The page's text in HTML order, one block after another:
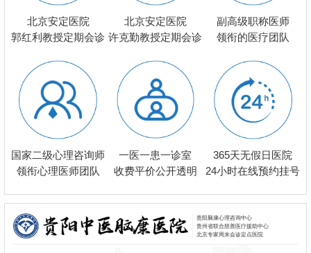
北京安定医院
郭红利教授定期会诊
北京安定医院
许克勤教授定期会诊
副高级职称医师
领衔的医疗团队
国家二级心理咨询师
领衔心理医师团队
一医一患一诊室
收费平价公开透明
365天无假日医院
24小时在线预约挂号
贵阳脑康心理咨询中心
贵州省联合慈善医疗援助中心
北京专家周末会诊定点医院